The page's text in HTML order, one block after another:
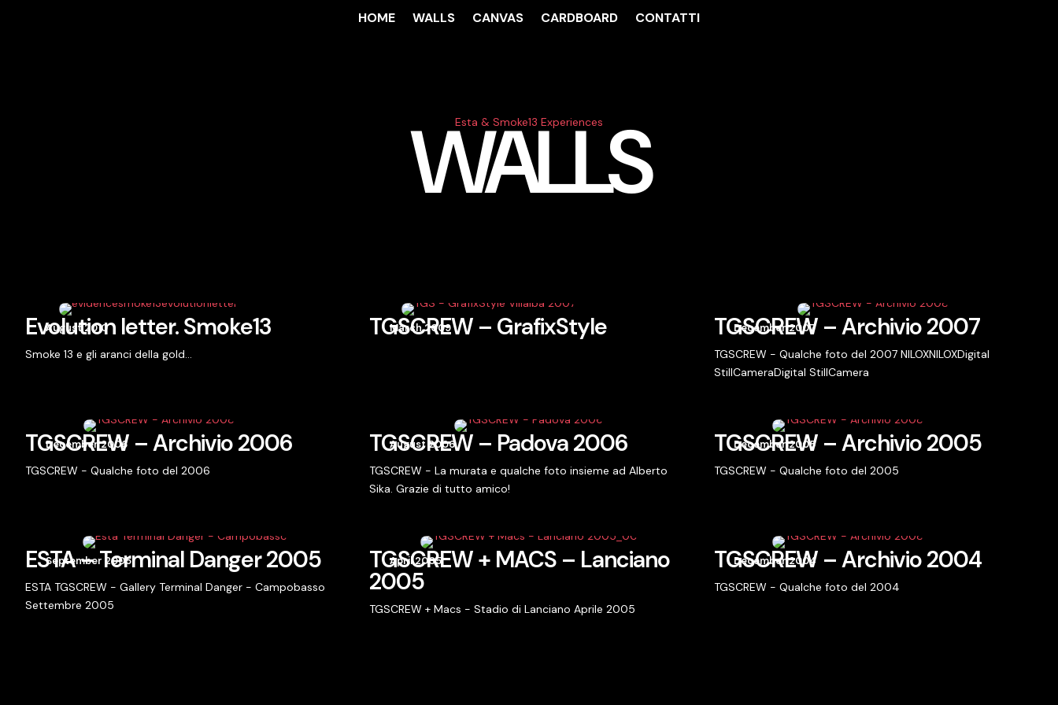
HOME WALLS CANVAS CARDBOARD CONTATTI
Esta & Smoke13 Experiences
WALLS
August 2010
Evolution letter. Smoke13
Smoke 13 e gli aranci della gold...
March 2009
TGSCREW – GrafixStyle December 2007
TGSCREW – Archivio 2007
TGSCREW - Qualche foto del 2007 NILOXNILOXDigital
StillCameraDigital StillCamera
December 2006
TGSCREW – Archivio 2006
TGSCREW - Qualche foto del 2006
August 2006
TGSCREW – Padova 2006
TGSCREW - La murata e qualche foto insieme ad Alberto
Sika. Grazie di tutto amico!
December 2005
TGSCREW – Archivio 2005
TGSCREW - Qualche foto del 2005
September 2005
ESTA – Terminal Danger 2005
ESTA TGSCREW - Gallery Terminal Danger - Campobasso
Settembre 2005
April 2005
TGSCREW + MACS – Lanciano
2005
TGSCREW + Macs - Stadio di Lanciano Aprile 2005
December 2004
TGSCREW – Archivio 2004
TGSCREW - Qualche foto del 2004